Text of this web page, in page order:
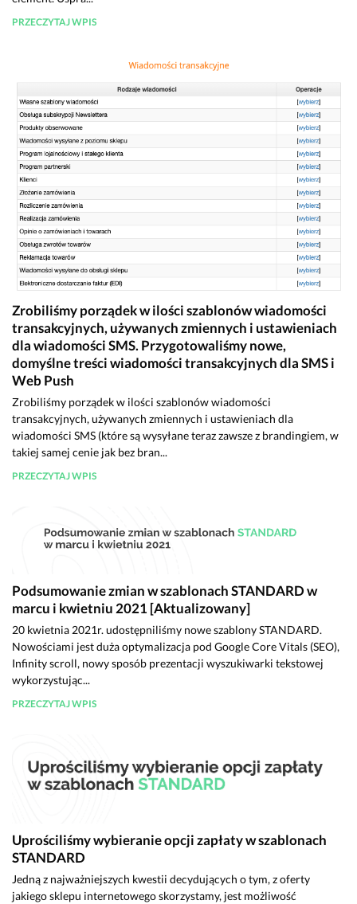
PRZECZYTAJ WPIS
Zrobiliśmy porządek w ilości szablonów wiadomości
transakcyjnych, używanych zmiennych i ustawieniach
dla wiadomości SMS. Przygotowaliśmy nowe,
domyślne treści wiadomości transakcyjnych dla SMS i
Web Push
Zrobiliśmy porządek w ilości szablonów wiadomości
transakcyjnych, używanych zmiennych i ustawieniach dla
wiadomości SMS (które są wysyłane teraz zawsze z brandingiem, w
takiej samej cenie jak bez bran...
PRZECZYTAJ WPIS
Podsumowanie zmian w szablonach STANDARD w
marcu i kwietniu 2021 [Aktualizowany]
20 kwietnia 2021r. udostępniliśmy nowe szablony STANDARD.
Nowościami jest duża optymalizacja pod Google Core Vitals (SEO),
Infinity scroll, nowy sposób prezentacji wyszukiwarki tekstowej
wykorzystując...
PRZECZYTAJ WPIS
Uprościliśmy wybieranie opcji zapłaty w szablonach
STANDARD
Jedną z najważniejszych kwestii decydujących o tym, z oferty
jakiego sklepu internetowego skorzystamy, jest możliwość